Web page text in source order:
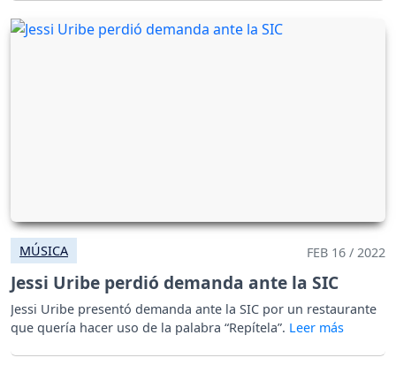
MÚSICA FEB 16 / 2022
Jessi Uribe perdió demanda ante la SIC
Jessi Uribe presentó demanda ante la SIC por un restaurante
que quería hacer uso de la palabra “Repítela”.